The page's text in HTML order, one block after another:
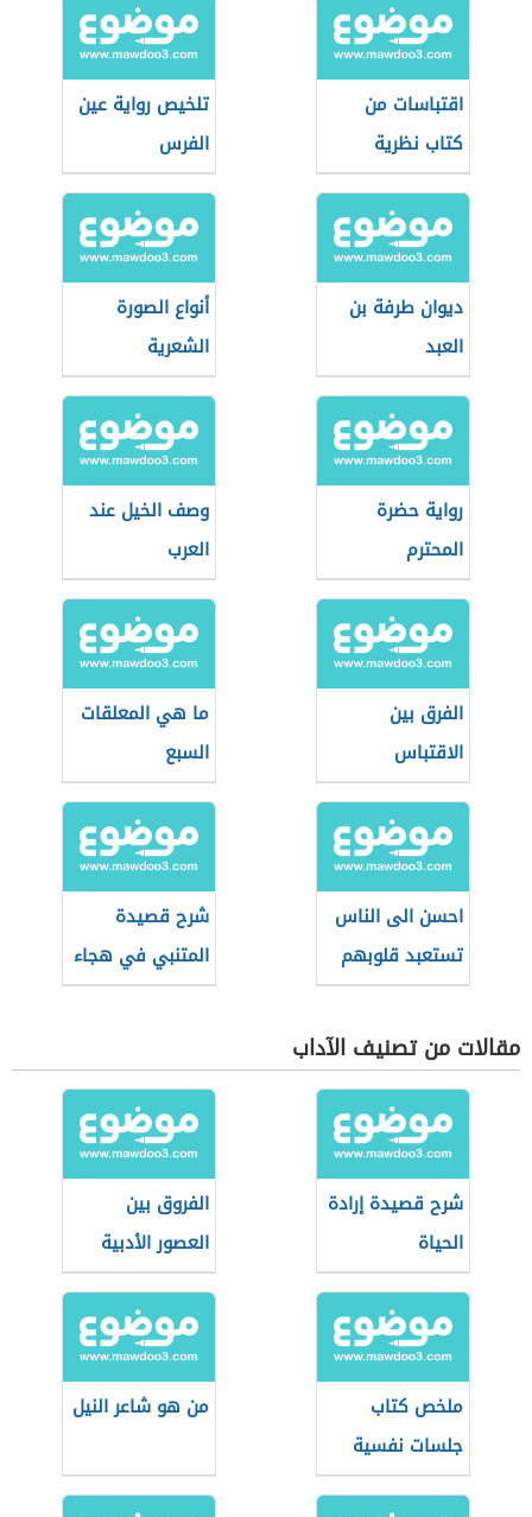
الحمى
اقتباسات من
كتاب نظرية
الفستق
تلخيص رواية عين
الفرس
ديوان طرفة بن
العبد
أنواع الصورة
الشعرية
رواية حضرة
المحترم
وصف الخيل عند
العرب
الفرق بين
الاقتباس
والتضمين
ما هي المعلقات
السبع
احسن الى الناس
تستعبد قلوبهم
شرح قصيدة
المتنبي في هجاء
كافور الإخشيدي
مقالات من تصنيف الآداب
شرح قصيدة إرادة
الحياة
الفروق بين
العصور الأدبية
ملخص كتاب
جلسات نفسية
من هو شاعر النيل